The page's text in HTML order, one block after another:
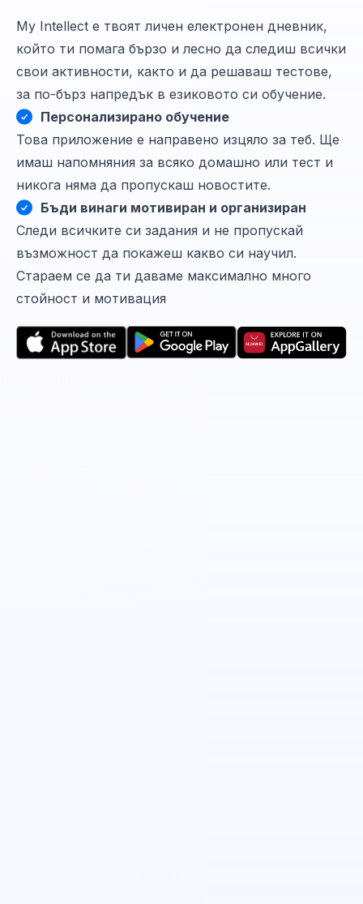
My Intellect е твоят личен електронен дневник,
който ти помага бързо и лесно да следиш всички
свои активности, както и да решаваш тестове,
за по-бърз напредък в езиковото си обучение.
Персонализирано обучение
Това приложение е направено изцяло за теб. Ще
имаш напомняния за всяко домашно или тест и
никога няма да пропускаш новостите.
Бъди винаги мотивиран и организиран
Следи всичките си задания и не пропускай
възможност да покажеш какво си научил.
Стараем се да ти даваме максимално много
стойност и мотивация